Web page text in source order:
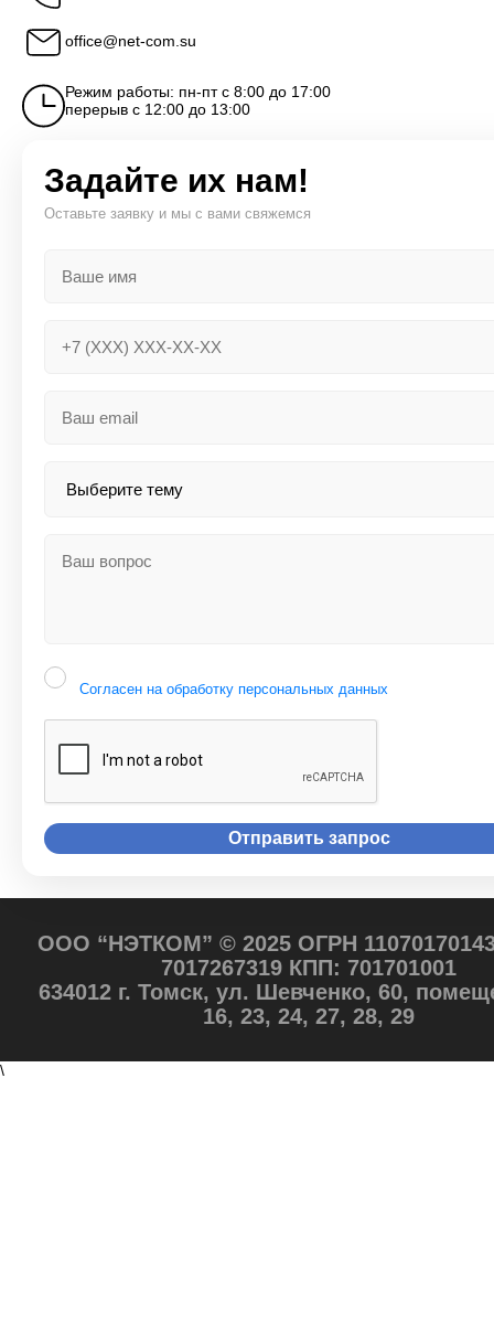
office@net-com.su
Режим работы: пн-пт с 8:00 до 17:00
перерыв с 12:00 до 13:00
Задайте их нам!
Оставьте заявку и мы с вами свяжемся
Согласен на обработку персональных данных
ООО “НЭТКОМ” © 2025 ОГРН
7017267319 КПП: 701701001
634012 г. Томск, ул. Шевченко, 60,
16, 23, 24, 27, 28, 29
\